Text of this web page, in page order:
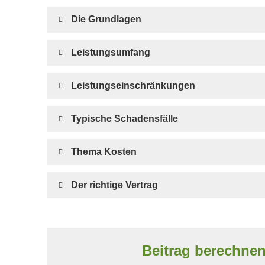
Die Grundlagen
Leistungsumfang
Leistungseinschränkungen
Typische Schadensfälle
Thema Kosten
Der richtige Vertrag
Beitrag